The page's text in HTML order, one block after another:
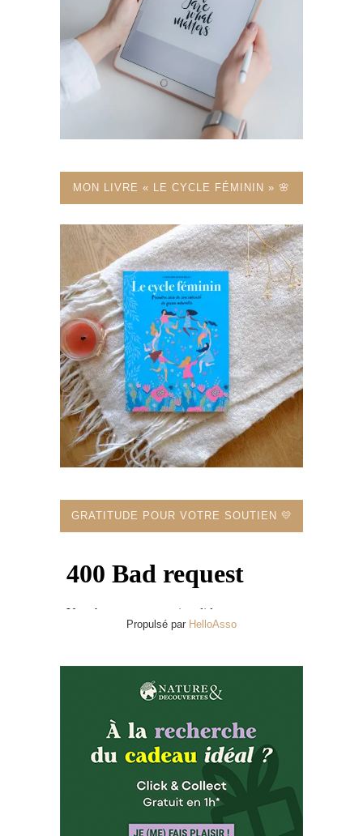
MON LIVRE « LE CYCLE FÉMININ » 🌸
GRATITUDE POUR VOTRE SOUTIEN 💛
Propulsé par HelloAsso